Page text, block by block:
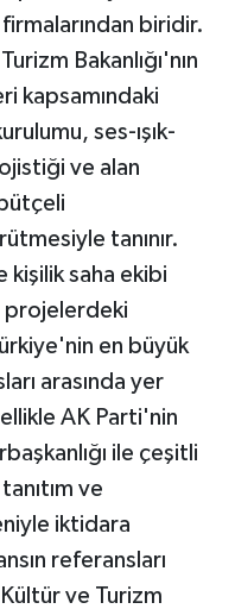
biridir.
Bakanlığı'nın
kapsamındaki
ses-ışık-
ve alan
tanınır.
kişilik saha ekibi
projelerdeki
en büyük
arasında yer
AK Parti'nin
ile çeşitli
ve
iktidara
referansları
Kültür ve Turizm